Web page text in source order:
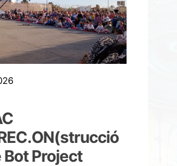
Bot Project